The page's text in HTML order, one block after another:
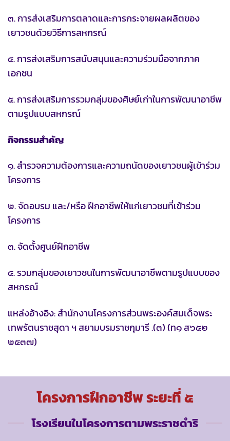
๓. การส่งเสริมการตลาดและการกระจายผลผลิตของ
เยาวชนด้วยวิธีการสหกรณ์
๔. การส่งเสริมการสนับสนุนและความร่วมมือจากภาค
เอกชน
๕. การส่งเสริมการรวมกลุ่มของศิษย์เก่าในการพัฒนาอาชีพ
ตามรูปแบบสหกรณ์
กิจกรรมสำคัญ
๑. สำรวจความต้องการและความถนัดของเยาวชนผู้เข้าร่วม
โครงการ
๒. จัดอบรม และ/หรือ ฝึกอาชีพให้แก่เยาวชนที่เข้าร่วม
โครงการ
๓. จัดตั้งศูนย์ฝึกอาชีพ
๔. รวมกลุ่มของเยาวชนในการพัฒนาอาชีพตามรูปแบบของ
สหกรณ์
แหล่งอ้างอิง: สำนักงานโครงการส่วนพระองค์สมเด็จพระ
เทพรัตนราชสุดา ฯ สยามบรมราชกุมารี .(๓) (ท๑ ส๖๕๒
๒๕๓๗)
โครงการฝึกอาชีพ ระยะที่ ๕
โรงเรียนในโครงการตามพระราชดำริ